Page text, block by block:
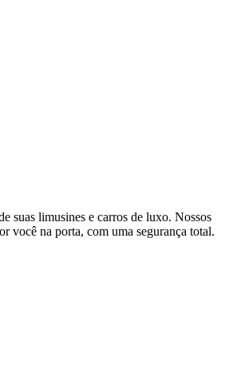
suas limusines e carros de luxo. Nossos
você na porta, com uma segurança total.